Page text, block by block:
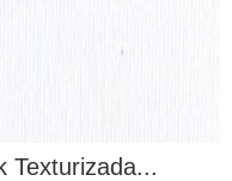
Texturizada...